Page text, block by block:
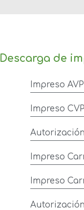
Descarga de
Impreso
Impreso
Impreso
Impreso